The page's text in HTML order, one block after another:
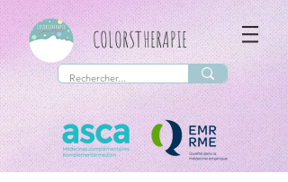
COLORSTHERAPIE